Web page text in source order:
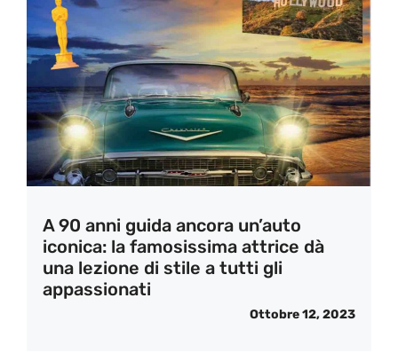
A 90 anni guida ancora un’auto
iconica: la famosissima attrice dà
una lezione di stile a tutti gli
appassionati
Ottobre 12, 2023